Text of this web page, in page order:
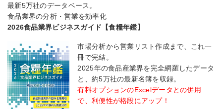
最新5万社のデータベース。
食品業界の分析・営業を効率化
2026食品業界ビジネスガイド【食糧年鑑】
市場分析から営業リスト作成まで、これ一
冊で完結。
2025年の食品産業界を完全網羅したデータ
と、約5万社の最新名簿を収録。
有料オプションのExcelデータとの併用
で、利便性が格段にアップ！